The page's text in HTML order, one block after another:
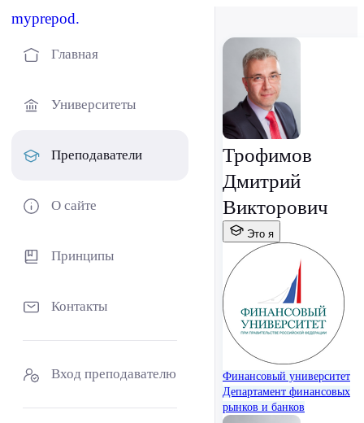
myprepod.
Главная
Университеты
Преподаватели
О сайте
Принципы
Контакты
Вход преподавателю
Трофимов
Дмитрий
Викторович
Это я
Финансовый университет
Департамент финансовых
рынков и банков